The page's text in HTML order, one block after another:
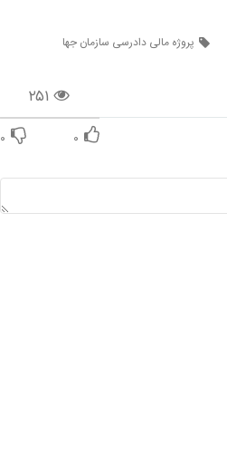
پروژه مالی دادرسی سازمان جها
۲۵۱
۰ ۰